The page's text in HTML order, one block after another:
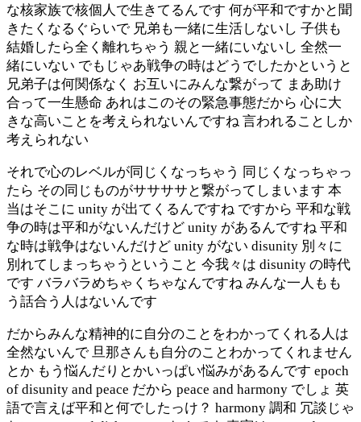
な核家族で核個人で生きてるんです 何が平和ですかと聞
きたくなるぐらいで 兄弟も一緒に生活しないし 子供も
結婚したら全く離れちゃう 親と一緒にいないし 全然一
緒にいない でもじゃあ戦争の時はどうでしたかというと
兄弟子は何関係なく お互いにみんな繋がって まあ助け
合って一生懸命 あれはこのその緊急事態だから 心に大
きな高いことを考えられないんですね 言われることしか
考えられない
それで心のレベルが同じくなっちゃう 同じくなっちゃっ
たら その同じものがササササと繋がってしまいます 本
当はそこに unity が出てくるんですね ですから 平和な戦
争の時は平和がないんだけど unity があるんですね 平和
な時は戦争はないんだけど unity がない disunity 別々に
別れてしまっちゃうということ 今我々は disunity の時代
です バラバラめちゃくちゃなんですね みんな一人もも
う話合う人はないんです
だからみんな精神的に自分のことをわかってくれる人は
全然ないんで 旦那さんも自分のことわかってくれません
とか もう悩んだりとかいっぱい悩みがあるんです epoch
of disunity and peace だから peace and harmony でしょ 英
語で言えば平和と何でしたっけ？ harmony 調和 冗談じゃ